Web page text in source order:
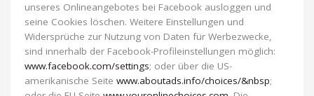
unseres Onlineangebotes bei Facebook ausloggen und
seine Cookies löschen. Weitere Einstellungen und
Widersprüche zur Nutzung von Daten für Werbezwecke,
sind innerhalb der Facebook-Profileinstellungen möglich:
www.facebook.com/settings; oder über die US-
amerikanische Seite www.aboutads.info/choices/&nbsp;